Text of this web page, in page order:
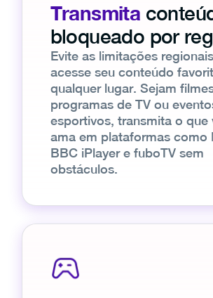
Transmita
bloqueado por
Evite as limitações
acesse seu conteúdo
qualquer lugar. Sejam
programas de TV ou
esportivos, transmita o que
ama em plataformas como
BBC iPlayer e fuboTV sem
obstáculos.